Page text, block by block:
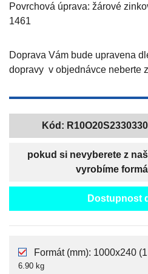
Povrchová úprava: žárové
1461
Doprava Vám bude upravena
dopravy v objednávce neberte
Kód:
pokud si nevyberete z
vyrobíme
Dostupnost
Formát (mm): 1000x240
6.90 kg